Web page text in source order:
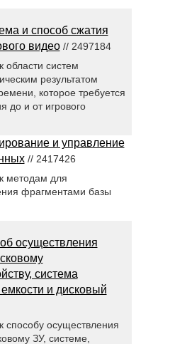
и способ сжатия
видео// 2497184
области систем
результатом
которое требуется
до и от игрового
и управление
// 2417426
методам для
фрагментами базы
осуществления
система
и дисковый
способу осуществления
ЗУ, системе,